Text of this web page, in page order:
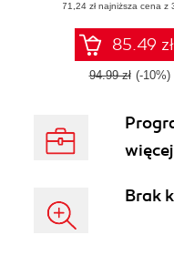
commerce
with tailored
design and
enhanced
interactivity
(71,24 zł najniższa cena z
85.49 zł
94.99 zł (-10%)
Brak